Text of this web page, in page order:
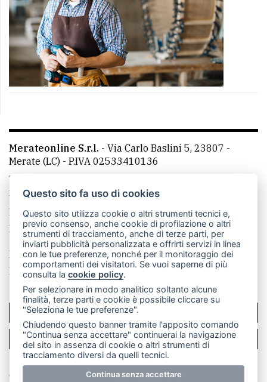
Merateonline S.r.l. - Via Carlo Baslini 5, 23807 -
Merate (LC) - P.IVA 02533410136
Telefono:
mail: redazione@merateonline.it
La redazione
CasateOnline LeccoOnline
RSS
Made by VIP
Privacy policy
Cookie policy
Rivedi le tue scelte sui cookie
SCRIVICI
PER LA TUA PUBBLICITÀ
© Copyright Merateonline S.r.l. - Tutti i diritti riservati.
Questo sito fa uso di cookies
Questo sito utilizza cookie o altri strumenti tecnici e,
previo consenso, anche cookie di profilazione o altri
strumenti di tracciamento, anche di terze parti, per
inviarti pubblicità personalizzata e offrirti servizi in linea
con le tue preferenze, nonché per il monitoraggio dei
comportamenti dei visitatori. Se vuoi saperne di più
consulta lacookie policy.
Per selezionare in modo analitico soltanto alcune
finalità, terze parti e cookie è possibile cliccare su
"Seleziona le tue preferenze".
Chiudendo questo banner tramite l'apposito comando
"Continua senza accettare" continuerai la navigazione
del sito in assenza di cookie o altri strumenti di
tracciamento diversi da quelli tecnici.
Continua senza accettare